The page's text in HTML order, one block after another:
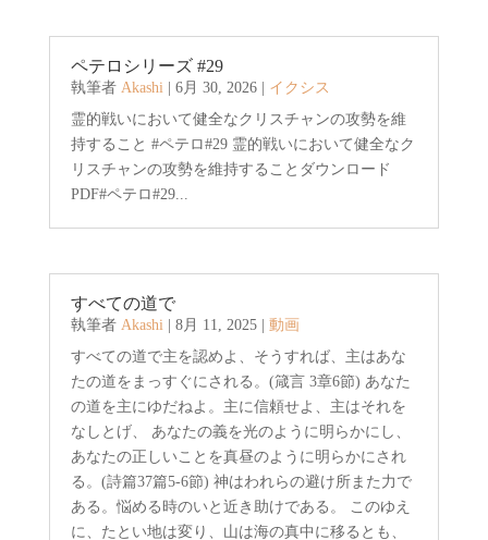
ペテロシリーズ #29
執筆者 Akashi| 6月 30, 2026| イクシス
霊的戦いにおいて健全なクリスチャンの攻勢を維
持すること #ペテロ#29 霊的戦いにおいて健全なク
リスチャンの攻勢を維持することダウンロード
PDF#ペテロ#29...
すべての道で
執筆者 Akashi| 8月 11, 2025| 動画
すべての道で主を認めよ、そうすれば、主はあな
たの道をまっすぐにされる。(箴言 3章6節) あなた
の道を主にゆだねよ。主に信頼せよ、主はそれを
なしとげ、 あなたの義を光のように明らかにし、
あなたの正しいことを真昼のように明らかにされ
る。(詩篇37篇5-6節) 神はわれらの避け所また力で
ある。悩める時のいと近き助けである。 このゆえ
に、たとい地は変り、山は海の真中に移るとも、